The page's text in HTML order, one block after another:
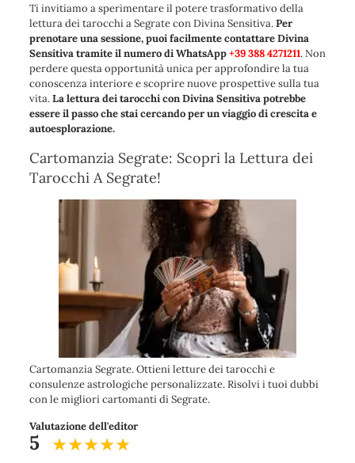
Ti invitiamo a sperimentare il potere trasformativo della
lettura dei tarocchi a Segrate con Divina Sensitiva.Per
prenotare una sessione, puoi facilmente contattare Divina
Sensitiva tramite il numero di WhatsApp+39 388 4271211. Non
perdere questa opportunità unica per approfondire la tua
conoscenza interiore e scoprire nuove prospettive sulla tua
vita.La lettura dei tarocchi con Divina Sensitiva potrebbe
essere il passo che stai cercando per un viaggio di crescita e
autoesplorazione.
Cartomanzia Segrate: Scopri la Lettura dei
Tarocchi A Segrate!
Cartomanzia Segrate. Ottieni letture dei tarocchi e
consulenze astrologiche personalizzate. Risolvi i tuoi dubbi
con le migliori cartomanti di Segrate.
Valutazione dell'editor
5